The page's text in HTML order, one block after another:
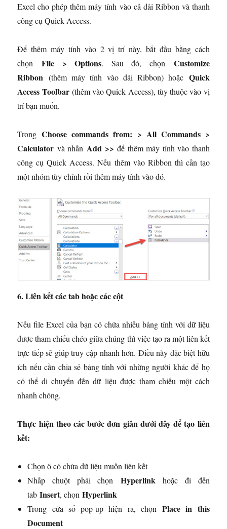
Excel cho phép thêm máy tính vào cả dải Ribbon và thanh
công cụ Quick Access.
Để thêm máy tính vào 2 vị trí này, bắt đầu bằng cách
chọn
File > Options. Sau đó, chọn Customize
Ribbon (thêm máy tính vào dải Ribbon) hoặc Quick
Access Toolbar(thêm vào Quick Access), tùy thuộc vào vị
trí bạn muốn.
TrongChoose commands from: > All Commands >
Calculator và nhấn Add >> để thêm máy tính vào thanh
công cụ Quick Access. Nếu thêm vào Ribbon thì cần tạo
một nhóm tùy chỉnh rồi thêm máy tính vào đó.
6. Liên kết các tab hoặc các cột
Nếu file Excel của bạn có chứa nhiều bảng tính với dữ liệu
được tham chiếu chéo giữa chúng thì việc tạo ra một liên kết
trực tiếp sẽ giúp truy cập nhanh hơn. Điều này đặc biệt hữu
ích nếu cần chia sẻ bảng tính với những người khác để họ
có thể di chuyển đến dữ liệu được tham chiếu một cách
nhanh chóng.
Thực hiện theo các bước đơn giản dưới đây để tạo liên
kết:
Chọn ô có chứa dữ liệu muốn liên kết
Nhấp chuột phải chọn Hyperlink hoặc đi đến
tab Insert, chọnHyperlink
Trong cửa sổ pop-up hiện ra, chọn Place in this
Document